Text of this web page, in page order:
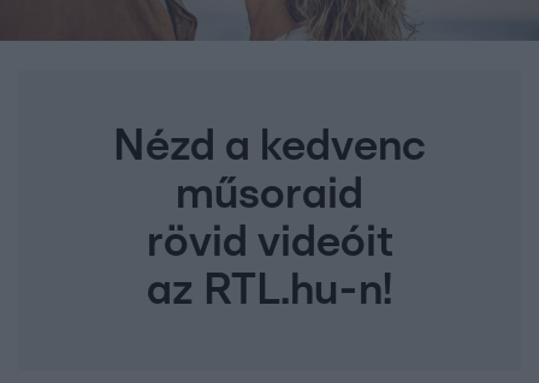
Nézd a kedvenc
műsoraid
rövid videóit
az RTL.hu-n!